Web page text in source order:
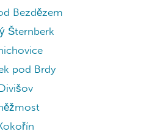
Bezdězem
Šternberk
pod Brdy